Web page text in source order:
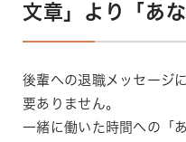
文章」より「あ
後輩への退職メッセージ
要ありません。
一緒に働いた時間への「